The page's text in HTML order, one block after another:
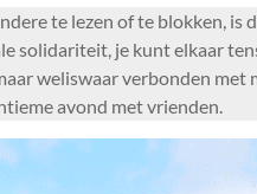
te lezen of te blokken,
solidariteit, je kunt elkaar
weliswaar verbonden
avond met vrienden.